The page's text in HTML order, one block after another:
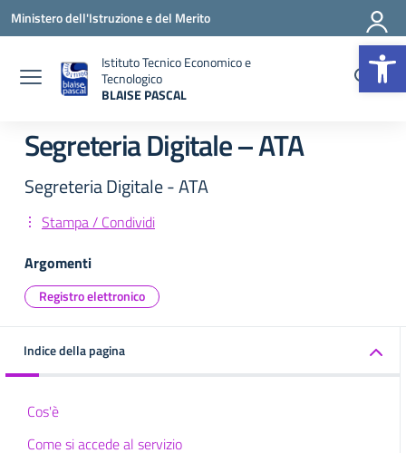
Vai ai contenuti
Vai al menu di navigazione
Vai al footer
Ministero dell'Istruzione e del Merito
Istituto Tecnico Economico e
Tecnologico
BLAISE PASCAL
Segreteria Digitale – ATA
Segreteria Digitale - ATA
Stampa / Condividi
Argomenti
Registro elettronico
Indice della pagina
Cos'è
Come si accede al servizio